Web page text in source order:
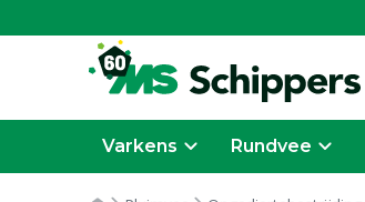
Varkens Rundvee